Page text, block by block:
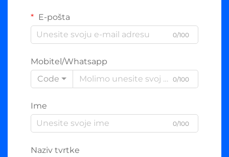
E-pošta
0/100
Mobitel/Whatsapp
Code
0/100
Ime
0/100
Naziv tvrtke